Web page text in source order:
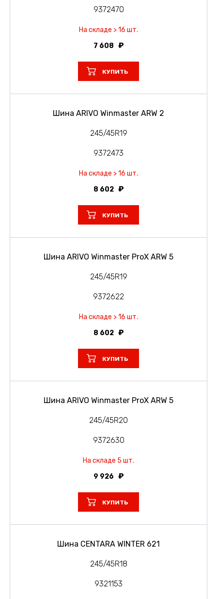
9372470
На складе > 16 шт.
7 608
КУПИТЬ
Шина ARIVO Winmaster ARW 2
245/45R19
9372473
На складе > 16 шт.
8 602
КУПИТЬ
Шина ARIVO Winmaster ProX ARW 5
245/45R19
9372622
На складе > 16 шт.
8 602
КУПИТЬ
Шина ARIVO Winmaster ProX ARW 5
245/45R20
9372630
На складе 5 шт.
9 926
КУПИТЬ
Шина CENTARA WINTER 621
245/45R18
9321153